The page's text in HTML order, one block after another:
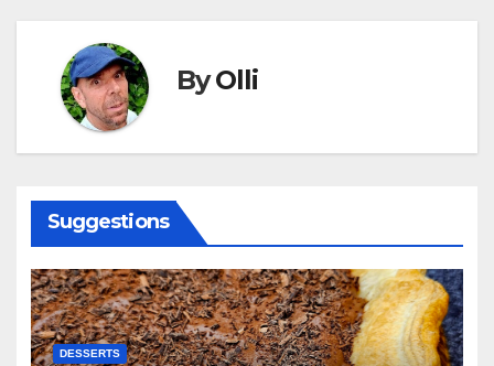
ByOlli
Suggestions
DESSERTS